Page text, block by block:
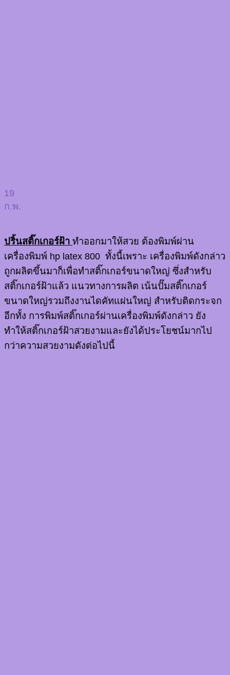
19
ก.พ.
ปริ้นสติ๊กเกอร์ฝ้า ทำออกมาให้สวย ต้องพิมพ์ผ่าน
เครื่องพิมพ์ hp latex 800 ทั้งนี้เพราะ เครื่องพิมพ์ดังกล่าว
ถูกผลิตขึ้นมาก็เพื่อทำสติ๊กเกอร์ขนาดใหญ่ ซึ่งสำหรับ
สติ๊กเกอร์ฝ้าแล้ว แนวทางการผลิต เน้นปั๊มสติ๊กเกอร์
ขนาดใหญ่รวมถึงงานไดคัทแผ่นใหญ่ สำหรับติดกระจก
อีกทั้ง การพิมพ์สติ๊กเกอร์ผ่านเครื่องพิมพ์ดังกล่าว ยัง
ทำให้สติ๊กเกอร์ฝ้าสวยงามและยังได้ประโยชน์มากไป
กว่าความสวยงามดังต่อไปนี้